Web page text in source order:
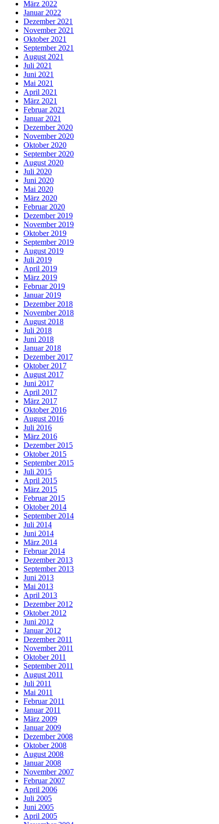
März 2022
Januar 2022
Dezember 2021
November 2021
Oktober 2021
September 2021
August 2021
Juli 2021
Juni 2021
Mai 2021
April 2021
März 2021
Februar 2021
Januar 2021
Dezember 2020
November 2020
Oktober 2020
September 2020
August 2020
Juli 2020
Juni 2020
Mai 2020
März 2020
Februar 2020
Dezember 2019
November 2019
Oktober 2019
September 2019
August 2019
Juli 2019
April 2019
März 2019
Februar 2019
Januar 2019
Dezember 2018
November 2018
August 2018
Juli 2018
Juni 2018
Januar 2018
Dezember 2017
Oktober 2017
August 2017
Juni 2017
April 2017
März 2017
Oktober 2016
August 2016
Juli 2016
März 2016
Dezember 2015
Oktober 2015
September 2015
Juli 2015
April 2015
März 2015
Februar 2015
Oktober 2014
September 2014
Juli 2014
Juni 2014
März 2014
Februar 2014
Dezember 2013
September 2013
Juni 2013
Mai 2013
April 2013
Dezember 2012
Oktober 2012
Juni 2012
Januar 2012
Dezember 2011
November 2011
Oktober 2011
September 2011
August 2011
Juli 2011
Mai 2011
Februar 2011
Januar 2011
März 2009
Januar 2009
Dezember 2008
Oktober 2008
August 2008
Januar 2008
November 2007
Februar 2007
April 2006
Juli 2005
Juni 2005
April 2005